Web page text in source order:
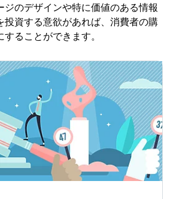
ジのデザインや特に価値のある情報
投資する意欲があれば、消費者の購
ることができます。